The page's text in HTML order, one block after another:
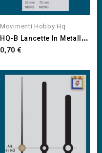
Movimenti Hobby Hq
H
Q-B Lancette In Metallo...
Prezzo
0,70 €